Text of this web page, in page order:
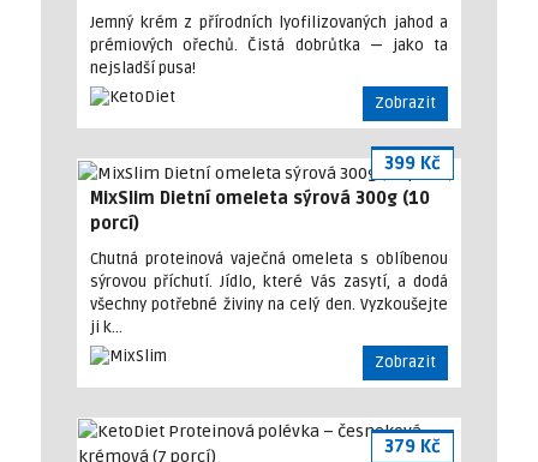
Jemný krém z přírodních lyofilizovaných jahod a
prémiových ořechů. Čistá dobrůtka — jako ta
nejsladší pusa!
Zobrazit
399 Kč
MixSlim Dietní omeleta sýrová 300g (10
porcí)
Chutná proteinová vaječná omeleta s oblíbenou
sýrovou příchutí. Jídlo, které Vás zasytí, a dodá
všechny potřebné živiny na celý den. Vyzkoušejte
ji k…
Zobrazit
379 Kč